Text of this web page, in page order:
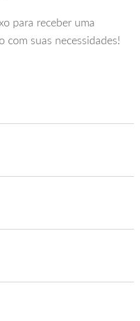
para receber uma
com suas necessidades!